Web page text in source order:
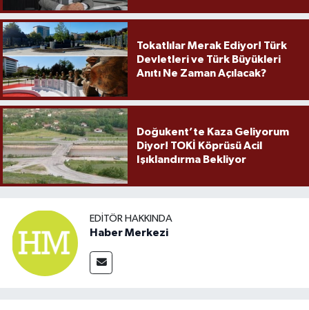
Tokatlılar Merak Ediyor! Türk
Devletleri ve Türk Büyükleri
Anıtı Ne Zaman Açılacak?
Doğukent’te Kaza Geliyorum
Diyor! TOKİ Köprüsü Acil
Işıklandırma Bekliyor
EDITÖR HAKKINDA
Haber Merkezi